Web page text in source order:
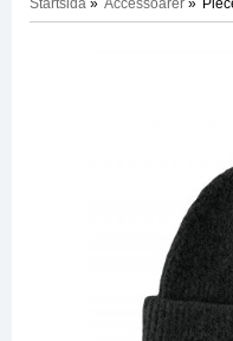
Startsida » Accessoarer »